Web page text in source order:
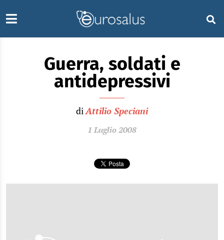
Guerra, soldati e
antidepressivi
diAttilio Speciani
1 Luglio 2008